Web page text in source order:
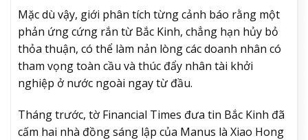
Mặc dù vậy, giới phân tích từng cảnh báo rằng một
phản ứng cứng rắn từ Bắc Kinh, chẳng hạn hủy bỏ
thỏa thuận, có thể làm nản lòng các doanh nhân có
tham vọng toàn cầu và thúc đẩy nhân tài khởi
nghiệp ở nước ngoài ngay từ đầu.
Tháng trước, tờ Financial Times đưa tin Bắc Kinh đã
cấm hai nhà đồng sáng lập của Manus là Xiao Hong